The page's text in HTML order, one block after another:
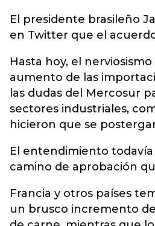
El presidente brasileño
en Twitter que el
Hasta hoy, el
aumento de las
las dudas del Mercosur
sectores industriales,
hicieron que se
El entendimiento
camino de aprobación
Francia y otros países
un brusco incremento